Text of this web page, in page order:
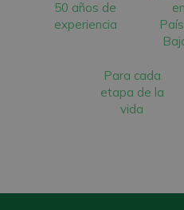
50 años de
experiencia
en
Para cada
etapa de la
vida